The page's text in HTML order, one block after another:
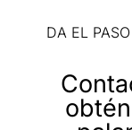
DA EL